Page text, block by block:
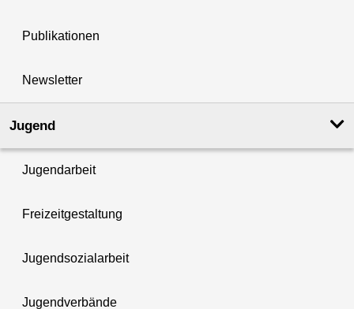
Publikationen
Newsletter
Jugend
Jugendarbeit
Freizeitgestaltung
Jugendsozialarbeit
Jugendverbände